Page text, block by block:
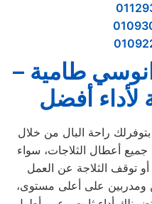
طامية –
لأداء أفضل
راحة البال من خلال
أعطال الثلاجات، سواء
ومدربين على أعلى مستوى،